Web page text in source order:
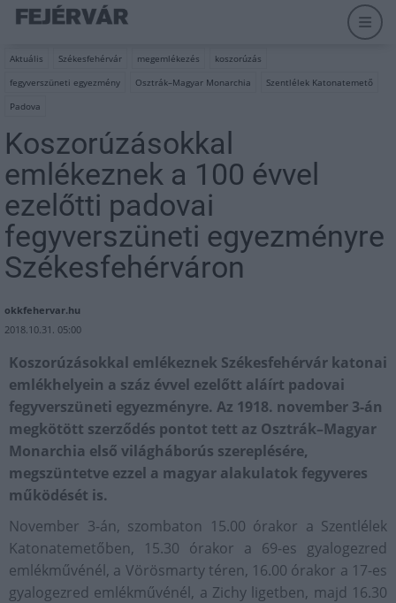
Aktuális Székesfehérvár megemlékezés
koszorúzás
fegyverszüneti egyezmény
Osztrák–Magyar Monarchia
Szentlélek Katonatemető
Padova
Koszorúzásokkal
emlékeznek a 100 évvel
ezelőtti padovai
fegyverszüneti egyezményre
Székesfehérváron
okkfehervar.hu
2018.10.31. 05:00
Koszorúzásokkal emlékeznek Székesfehérvár katonai
emlékhelyein a száz évvel ezelőtt aláírt padovai
fegyverszüneti egyezményre. Az 1918. november 3-án
megkötött szerződés pontot tett az Osztrák–Magyar
Monarchia első világháborús szereplésére,
megszüntetve ezzel a magyar alakulatok fegyveres
működését is.
November 3-án, szombaton 15.00 órakor a Szentlélek
Katonatemetőben, 15.30 órakor a 69-es gyalogezred
emlékművénél, a Vörösmarty téren, 16.00 órakor a 17-es
gyalogezred emlékművénél, a Zichy ligetben, majd 16.30